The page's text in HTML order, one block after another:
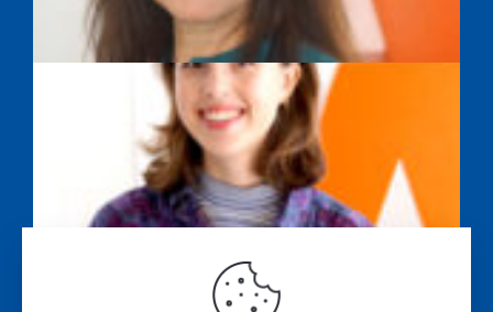
ALISSA WASILEWSKI